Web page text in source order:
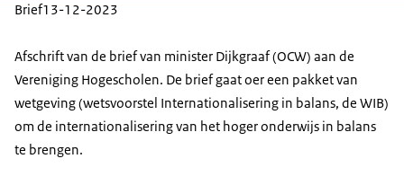
Brief13-12-2023
Afschrift van de brief van minister Dijkgraaf (OCW) aan de
Vereniging Hogescholen. De brief gaat oer een pakket van
wetgeving (wetsvoorstel Internationalisering in balans, de WIB)
om de internationalisering van het hoger onderwijs in balans
te brengen.